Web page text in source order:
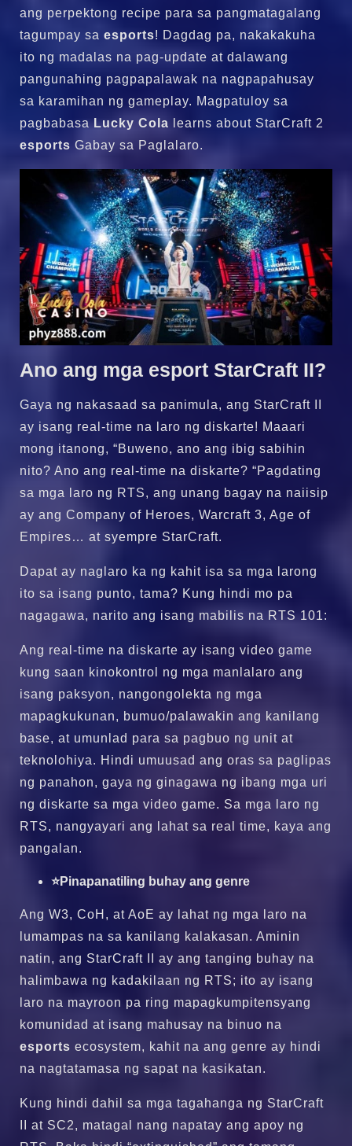
ang perpektong recipe para sa pangmatagalang
tagumpay sa esports! Dagdag pa, nakakakuha
ito ng madalas na pag-update at dalawang
pangunahing pagpapalawak na nagpapahusay
sa karamihan ng gameplay. Magpatuloy sa
pagbabasaLucky Cola learns about StarCraft 2
esports Gabay sa Paglalaro.
Ano ang mga esport StarCraft II?
Gaya ng nakasaad sa panimula, ang StarCraft II
ay isang real-time na laro ng diskarte! Maaari
mong itanong, “Buweno, ano ang ibig sabihin
nito? Ano ang real-time na diskarte? “Pagdating
sa mga laro ng RTS, ang unang bagay na naiisip
ay ang Company of Heroes, Warcraft 3, Age of
Empires… at syempre StarCraft.
Dapat ay naglaro ka ng kahit isa sa mga larong
ito sa isang punto, tama? Kung hindi mo pa
nagagawa, narito ang isang mabilis na RTS 101:
Ang real-time na diskarte ay isang video game
kung saan kinokontrol ng mga manlalaro ang
isang paksyon, nangongolekta ng mga
mapagkukunan, bumuo/palawakin ang kanilang
base, at umunlad para sa pagbuo ng unit at
teknolohiya. Hindi umuusad ang oras sa paglipas
ng panahon, gaya ng ginagawa ng ibang mga uri
ng diskarte sa mga video game. Sa mga laro ng
RTS, nangyayari ang lahat sa real time, kaya ang
pangalan.
⭐Pinapanatiling buhay ang genre
Ang W3, CoH, at AoE ay lahat ng mga laro na
lumampas na sa kanilang kalakasan. Aminin
natin, ang StarCraft II ay ang tanging buhay na
halimbawa ng kadakilaan ng RTS; ito ay isang
laro na mayroon pa ring mapagkumpitensyang
komunidad at isang mahusay na binuo na
esports ecosystem, kahit na ang genre ay hindi
na nagtatamasa ng sapat na kasikatan.
Kung hindi dahil sa mga tagahanga ng StarCraft
II at SC2, matagal nang napatay ang apoy ng